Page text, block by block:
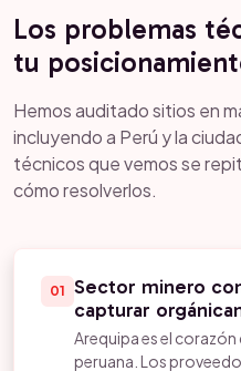
Los problemas
tu
Hemos auditado sitios en
incluyendo a Perú y la
técnicos que vemos se
cómo resolverlos.
01 Sector minero
capturar
Arequipa es el corazón
peruana. Los